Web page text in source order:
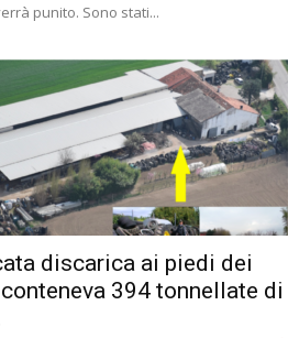
punito. Sono stati...
discarica ai piedi dei
394 tonnellate di